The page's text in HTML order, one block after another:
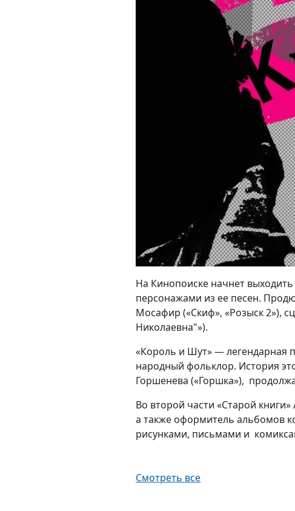
На Кинопоиске начнет выходить
персонажами из ее песен.
Мосафир («Скиф», «Розыск 2»),
Николаевна"»).
«Король и Шут» — легендарная
народный фольклор. История
Горшенева («Горшка»),
Во второй части «Старой
а также оформитель альбомов
рисунками, письмами и
Смотреть все